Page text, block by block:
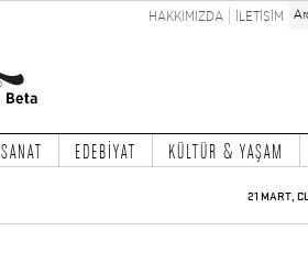
HAKKIMIZDA İLETİŞİM
SANAT EDEBİYAT KÜLTÜR & YAŞAM
21 MART,